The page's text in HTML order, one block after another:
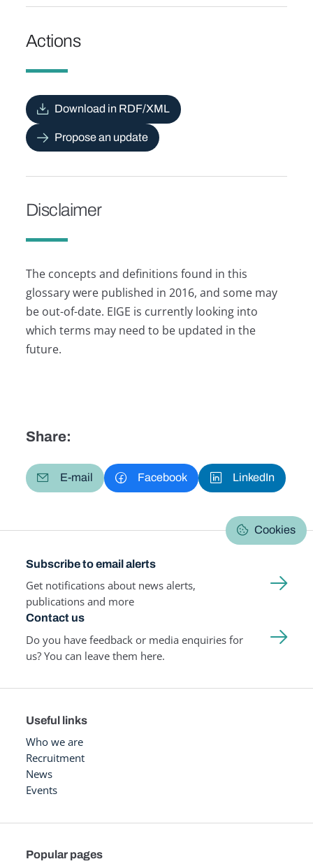
Actions
Download in RDF/XML
Propose an update
Disclaimer
The concepts and definitions found in this
glossary were published in 2016, and some may
be out-of-date. EIGE is currently looking into
which terms may need to be updated in the
future.
Share:
E-mail Facebook LinkedIn
Cookies
Subscribe to email alerts
Get notifications about news alerts,
publications and more
Contact us
Do you have feedback or media enquiries for
us? You can leave them here.
Useful links
Who we are
Recruitment
News
Events
Popular pages